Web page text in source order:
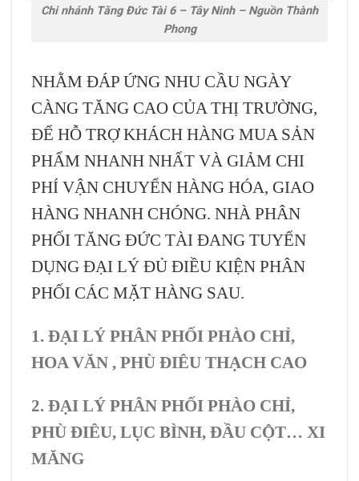
Chi nhánh Tăng Đức Tài 6 – Tây Ninh – Nguồn Thành
Phong
NHẰM ĐÁP ỨNG NHU CẦU NGÀY
CÀNG TĂNG CAO CỦA THỊ TRƯỜNG,
ĐỂ HỖ TRỢ KHÁCH HÀNG MUA SẢN
PHẨM NHANH NHẤT VÀ GIẢM CHI
PHÍ VẬN CHUYỂN HÀNG HÓA, GIAO
HÀNG NHANH CHÓNG. NHÀ PHÂN
PHỐI TĂNG ĐỨC TÀI ĐANG TUYỂN
DỤNG ĐẠI LÝ ĐỦ ĐIỀU KIỆN PHÂN
PHỐI CÁC MẶT HÀNG SAU.
1. ĐẠI LÝ PHÂN PHỐI PHÀO CHỈ,
HOA VĂN , PHÙ ĐIÊU THẠCH CAO
2. ĐẠI LÝ PHÂN PHỐI PHÀO CHỈ,
PHÙ ĐIÊU, LỤC BÌNH, ĐẦU CỘT… XI
MĂNG